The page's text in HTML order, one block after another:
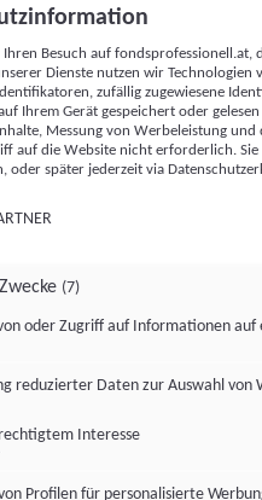
Messung von Werbeleistung
Zielgruppenforschung.
Kennungen (z. B. login-
Kennungen,
zusammen mit anderen
Browserinformationen,
Technologien usw.) auf
dort ausgelesen werden, um es
eine App oder einer Webseite
mehrere der hier aufgeführten
Besuch auf
Dienste nutzen wir Technologien
zufällig zugewiesene
Ihrem Gerät gespeichert oder
Messung von Werbeleistung
auf die Website nicht erforderlich.
oder später jederzeit via
(7)
oder Zugriff auf Informationen auf
reduzierter Daten zur Auswahl von
Interesse
Profilen für personalisierte